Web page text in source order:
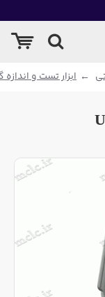
ابزار تست و